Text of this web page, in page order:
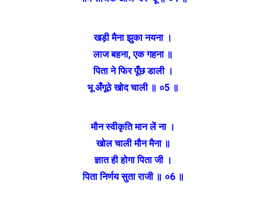
खड़ी मैना झुका नयना ।
लाज बहना, एक गहना ॥
पिता ने फिर पूँछ डाली ।
भू अँगूठे खोद चाली ॥ ०5 ॥
मौन स्वीकृति मान लें ना ।
खोल चाली मौन मैना ॥
ज्ञात ही होगा पिता जी ।
पिता निर्णय सुता राजी ॥ ०6 ॥